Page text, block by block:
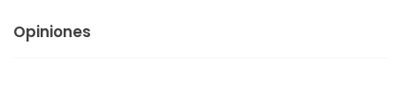
Opiniones